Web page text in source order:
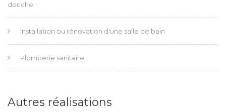
douche
Installation ou rénovation d'une salle de bain
Plomberie sanitaire
Autres réalisations